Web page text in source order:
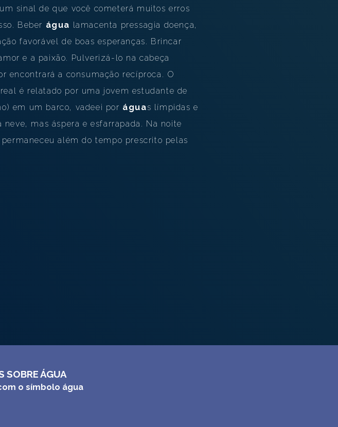
sinal de que você cometerá muitos erros
Beber água lamacenta pressagia doença,
favorável de boas esperanças. Brincar
e a paixão. Pulverizá-lo na cabeça
encontrará a consumação recíproca. O
é relatado por uma jovem estudante de
em um barco, vadeei por águas límpidas e
mas áspera e esfarrapada. Na noite
além do tempo prescrito pelas
SOBRE ÁGUA
o símbolo água